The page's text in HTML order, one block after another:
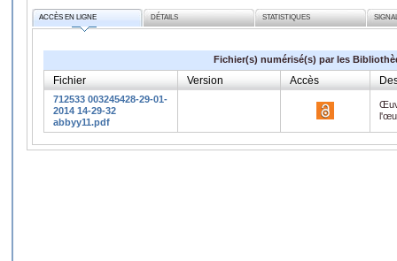
ACCÈS EN LIGNE DÉTAILS STATISTIQUES
Fichier(s) numérisé(s) par les
Fichier Version Accès
712533 003245428-29-01-
2014 14-29-32
abbyy11.pdf